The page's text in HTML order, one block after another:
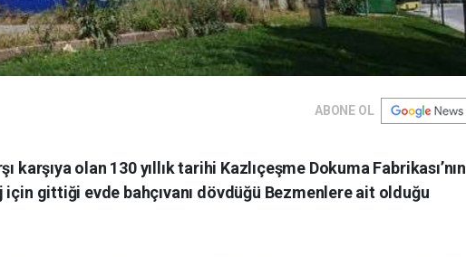
ABONE OL
karşıya olan 130 yıllık tarihi Kazlıçeşme Dokuma Fabrikası’nın
için gittiği evde bahçıvanı dövdüğü Bezmenlere ait olduğu